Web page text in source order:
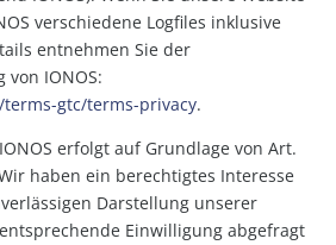
verschiedene Logfiles inklusive
entnehmen Sie der
von IONOS:
gtc/terms-privacy.
erfolgt auf Grundlage von Art.
haben ein berechtigtes Interesse
Darstellung unserer
Einwilligung abgefragt